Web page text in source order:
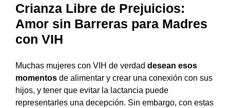
Crianza Libre de Prejuicios:
Amor sin Barreras para Madres
con VIH
Muchas mujeres con VIH de verdad desean esos
momentos de alimentar y crear una conexión con sus
hijos, y tener que evitar la lactancia puede
representarles una decepción. Sin embargo, con estas